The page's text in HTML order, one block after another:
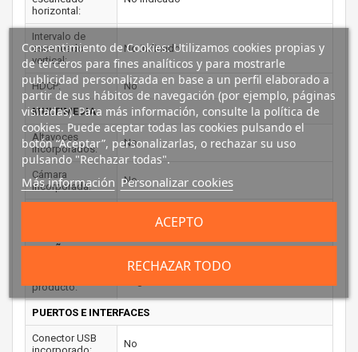
horizontal:
Intervalo de
escaneado
vertical:
No indicado
HDCP: No
MULTIMEDIA
Altavoces
incorporados:
No
Cámara
incorporada:
No
DISEÑO
producto:
PUERTOS E INTERFACES
Conector USB
No
Consentimiento de Cookies: Utilizamos cookies propias y
de terceros para fines analíticos y para mostrarle
publicidad personalizada en base a un perfil elaborado a
partir de sus hábitos de navegación (por ejemplo, páginas
visitadas). Para más información, consulte la política de
cookies. Puede aceptar todas las cookies pulsando el
botón “Aceptar”, personalizarlas, o rechazar su uso
pulsando "Rechazar todas".
Más información Personalizar cookies
RECHAZAR TODO
ACEPTO